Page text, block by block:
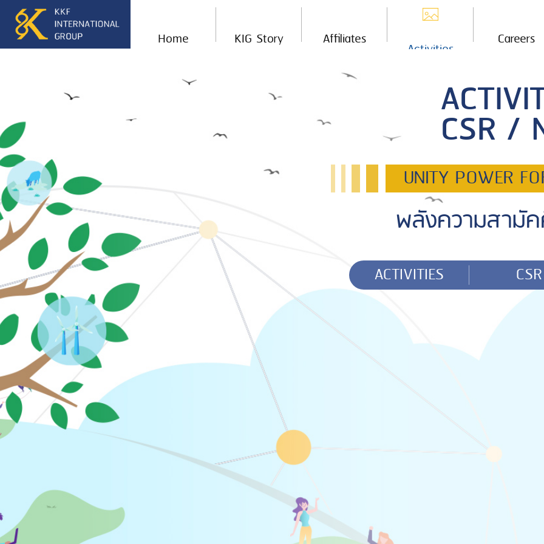
Home KIG Story Affiliates Activities Careers
CSR /
UNITY POWER
พลังความสามั
ACTIVITIES CSR